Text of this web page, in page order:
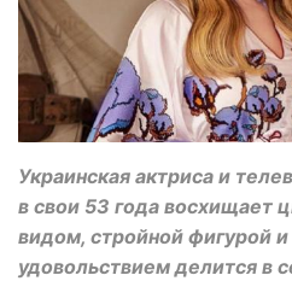
Украинская актриса и
в свои 53 года восхищает
видом, стройной фигурой
удовольствием делится в